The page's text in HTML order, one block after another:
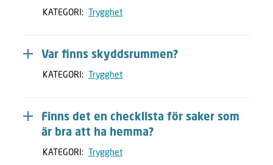
KATEGORI: Trygghet
Var finns skyddsrummen?
KATEGORI: Trygghet
Finns det en checklista för saker som
är bra att ha hemma?
KATEGORI: Trygghet